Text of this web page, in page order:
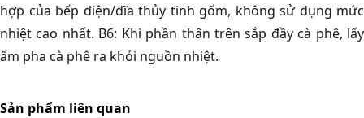
hợp của bếp điện/đĩa thủy tinh gốm, không sử dụng mức
nhiệt cao nhất. B6: Khi phần thân trên sắp đầy cà phê, lấy
ấm pha cà phê ra khỏi nguồn nhiệt.
Sản phẩm liên quan